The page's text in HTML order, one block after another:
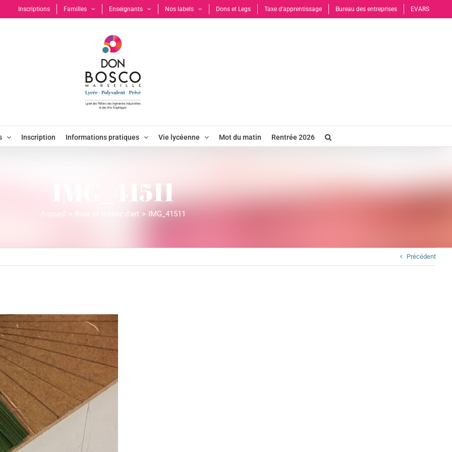
Inscriptions Familles Enseignants Nos labels Dons et Legs Taxe d’apprentissage Bureau des entreprises EVARS
Inscription Informations pratiques Vie lycéenne Mot du matin Rentrée 2026
IMG_41511
Accueil Bois et métier d’art IMG_41511
Précédent